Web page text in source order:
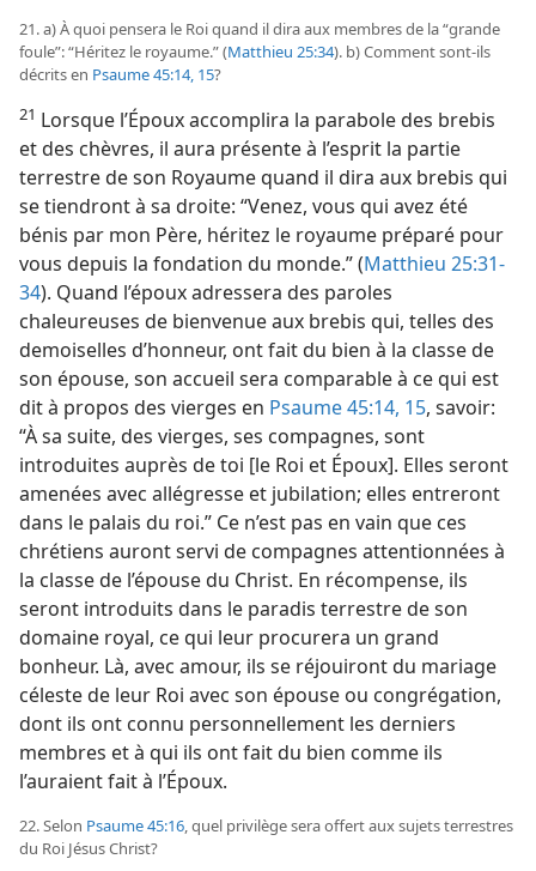
21. a) À quoi pensera le Roi quand il dira aux membres de la “grande
foule”: “Héritez le royaume.” (Matthieu 25:34). b) Comment sont-​ils
décrits en Psaume 45:14, 15?
21 Lorsque l’Époux accomplira la parabole des brebis
et des chèvres, il aura présente à l’esprit la partie
terrestre de son Royaume quand il dira aux brebis qui
se tiendront à sa droite: “Venez, vous qui avez été
bénis par mon Père, héritez le royaume préparé pour
vous depuis la fondation du monde.” (Matthieu 25:31-
34). Quand l’époux adressera des paroles
chaleureuses de bienvenue aux brebis qui, telles des
demoiselles d’honneur, ont fait du bien à la classe de
son épouse, son accueil sera comparable à ce qui est
dit à propos des vierges en Psaume 45:14, 15, savoir:
“À sa suite, des vierges, ses compagnes, sont
introduites auprès de toi [le Roi et Époux]. Elles seront
amenées avec allégresse et jubilation; elles entreront
dans le palais du roi.” Ce n’est pas en vain que ces
chrétiens auront servi de compagnes attentionnées à
la classe de l’épouse du Christ. En récompense, ils
seront introduits dans le paradis terrestre de son
domaine royal, ce qui leur procurera un grand
bonheur. Là, avec amour, ils se réjouiront du mariage
céleste de leur Roi avec son épouse ou congrégation,
dont ils ont connu personnellement les derniers
membres et à qui ils ont fait du bien comme ils
l’auraient fait à l’Époux.
22. Selon Psaume 45:16, quel privilège sera offert aux sujets terrestres
du Roi Jésus Christ?